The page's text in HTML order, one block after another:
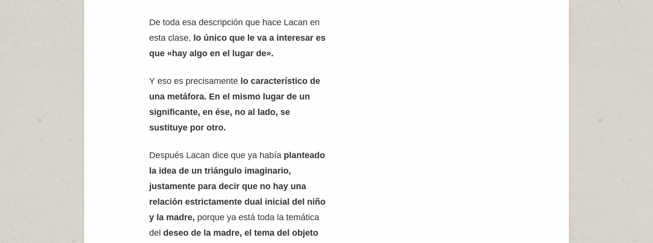
De toda esa descripción que hace Lacan en
esta clase, lo único que le va a interesar es
que «hay algo en el lugar de».
Y eso es precisamente lo característico de
una metáfora. En el mismo lugar de un
significante, en ése, no al lado, se
sustituye por otro.
Después Lacan dice que ya había planteado
la idea de un triángulo imaginario,
justamente para decir que no hay una
relación estrictamente dual inicial del niño
y la madre, porque ya está toda la temática
deldeseo de la madre, el tema del objeto